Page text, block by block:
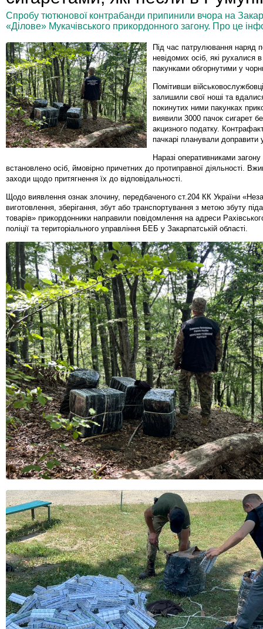
Спробу тютюнової контрабанди припинили вчора на
«Ділове» Мукачівського прикордонного загону. Про це
Під час патрулювання наряд
невідомих осіб, які рухалися
пакунками обгорнутими у
Помітивши
залишили свої ноші та
покинутих ними пакунках
виявили 3000 пачок сигарет
акцизного податку.
пачкарі планували доправити
Наразі оперативниками
встановлено осіб, ймовірно причетних до протиправної діяльності.
заходи щодо притягнення їх до відповідальності.
Щодо виявлення ознак злочину, передбаченого ст.204 КК України
виготовлення, зберігання, збут або транспортування з метою збуту
товарів» прикордонники направили повідомлення на адреси
поліції та територіального управління БЕБ у Закарпатській області.